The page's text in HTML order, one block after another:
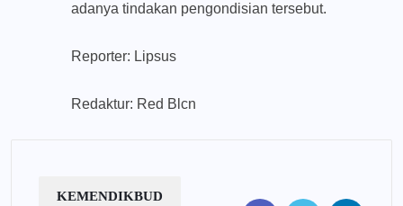
adanya tindakan pengondisian tersebut.
Reporter: Lipsus
Redaktur: Red Blcn
KEMENDIKBUD